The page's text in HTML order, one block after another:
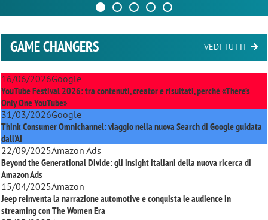
GAME CHANGERS VEDI TUTTI
16/06/2026Google
YouTube Festival 2026: tra contenuti, creator e risultati, perché «There’s
Only One YouTube»
31/03/2026Google
Think Consumer Omnichannel: viaggio nella nuova Search di Google guidata
dall'AI
22/09/2025Amazon Ads
Beyond the Generational Divide: gli insight italiani della nuova ricerca di
Amazon Ads
15/04/2025Amazon
Jeep reinventa la narrazione automotive e conquista le audience in
streaming conThe Women Era